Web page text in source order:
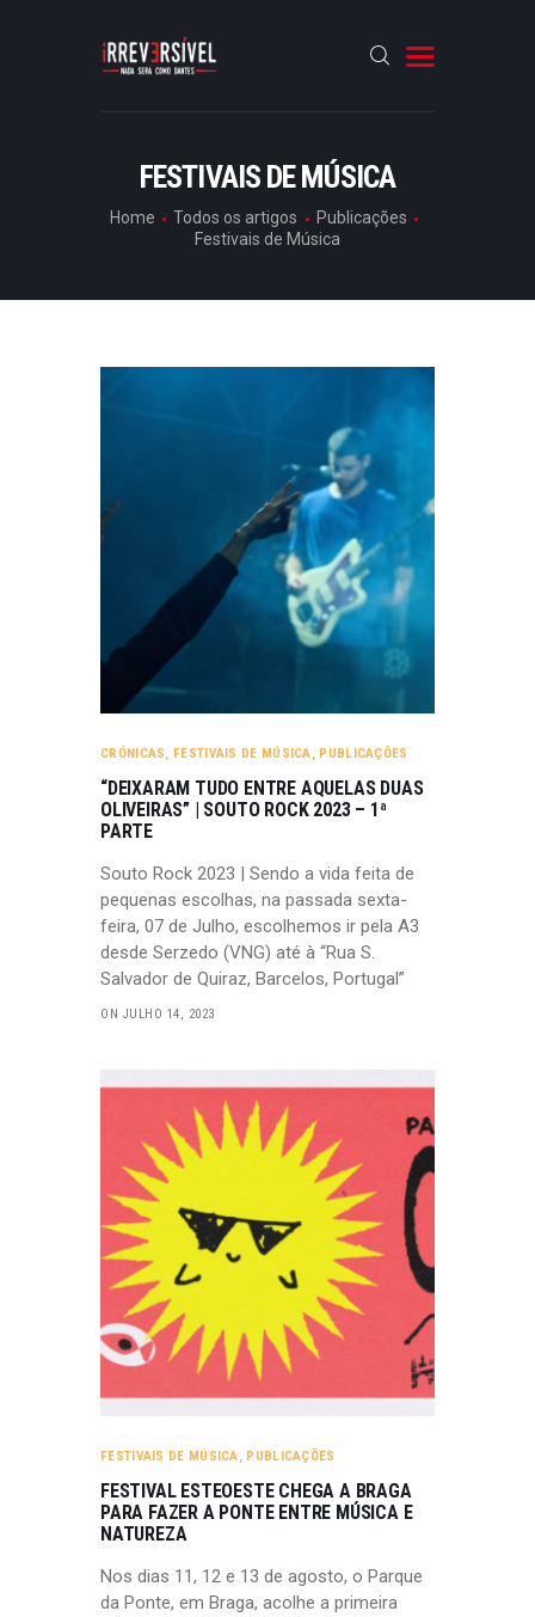
FESTIVAIS DE MÚSICA
Home Todos os artigos
Publicações
Festivais de Música
HOME
CRÓNICAS
ENTREVISTAS
RUBRICAS
CRÓNICAS, FESTIVAIS DE MÚSICA, PUBLICAÇÕES
“DEIXARAM TUDO ENTRE AQUELAS DUAS
OLIVEIRAS” | SOUTO ROCK 2023 – 1ª
PARTE
Souto Rock 2023 | Sendo a vida feita de
pequenas escolhas, na passada sexta-
feira, 07 de Julho, escolhemos ir pela A3
desde Serzedo (VNG) até à “Rua S.
Salvador de Quiraz, Barcelos, Portugal”
ON JULHO 14, 2023
FESTIVAIS DE MÚSICA, PUBLICAÇÕES
FESTIVAL ESTEOESTE CHEGA A BRAGA
PARA FAZER A PONTE ENTRE MÚSICA E
NATUREZA
Nos dias 11, 12 e 13 de agosto, o Parque
da Ponte, em Braga, acolhe a primeira